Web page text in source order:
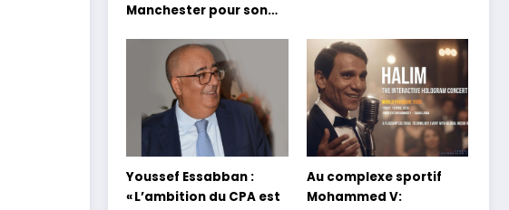
Manchester pour son
Youssef Essabban :
« L’ambition du CPA est
Au complexe sportif
Mohammed V: